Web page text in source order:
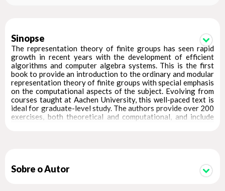
Sinopse
The representation theory of finite groups has seen rapid
growth in recent years with the development of efficient
algorithms and computer algebra systems. This is the first
book to provide an introduction to the ordinary and modular
representation theory of finite groups with special emphasis
on the computational aspects of the subject. Evolving from
courses taught at Aachen University, this well-paced text is
ideal for graduate-level study. The authors provide over 200
exercises, both theoretical and computational, and include
page.
Sobre o Autor